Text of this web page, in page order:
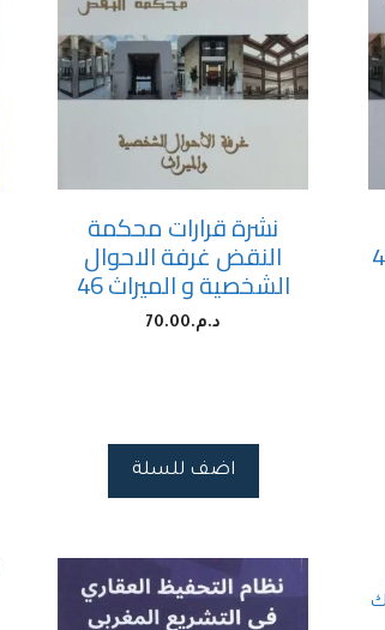
نشرة قرارات محكمة
النقض غرفة الاحوال
الشخصية و الميراث 46
د.م.70.00
اضف للسلة